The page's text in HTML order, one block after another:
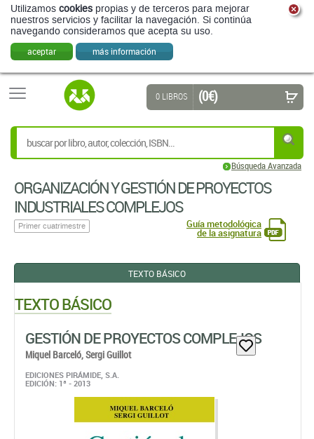
Utilizamos cookies propias y de terceros para mejorar
nuestros servicios y facilitar la navegación. Si continúa
navegando consideramos que acepta su uso.
aceptar más información
Búsqueda Avanzada
0 LIBROS (0 €)
ORGANIZACIÓN Y GESTIÓN DE PROYECTOS
INDUSTRIALES COMPLEJOS
Primer cuatrimestre Guía metodológica
de la asignatura
TEXTO BÁSICO
TEXTO BÁSICO
GESTIÓN DE PROYECTOS COMPLEJOS
Miquel Barceló,Sergi Guillot
EDICIONES PIRÁMIDE, S.A.
EDICIÓN: 1ª - 2013